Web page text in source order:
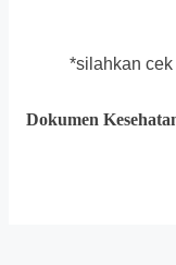
*silahkan
Dokumen